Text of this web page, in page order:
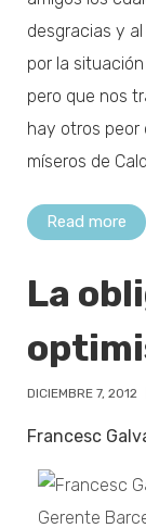
desgracias y
por la
pero que nos
hay otros peor
míseros de
Read more
La
DICIEMBRE 7, 2012
Francesc